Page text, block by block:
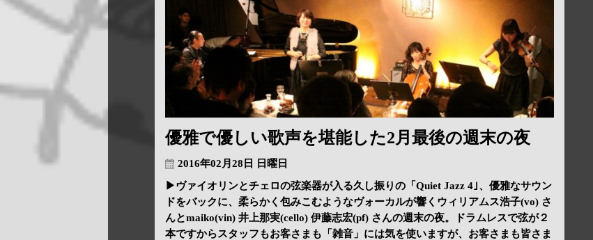
優雅で優しい歌声を堪能した2月最後の週末の夜
2016年02月28日 日曜日
▶ヴァイオリンとチェロの弦楽器が入る久し振りの「Quiet Jazz 4｣、優雅なサウン
ドをバックに、柔らかく包みこむようなヴォーカルが響くウィリアムス浩子(vo) さ
んとmaiko(vin) 井上那実(cello) 伊藤志宏(pf) さんの週末の夜。ドラムレスで弦が２
本ですからスタッフもお客さまも「雑音」には気を使いますが、お客さまも皆さま